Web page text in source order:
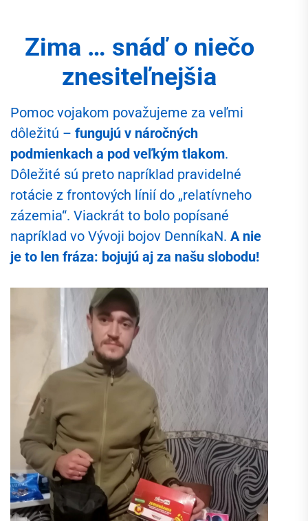
Zima … snáď o niečo
znesiteľnejšia
Pomoc vojakom považujeme za veľmi
dôležitú – fungujú v náročných
podmienkach a pod veľkým tlakom.
Dôležité sú preto napríklad pravidelné
rotácie z frontových línií do „relatívneho
zázemia“. Viackrát to bolo popísané
napríklad vo Vývoji bojov DenníkaN. A nie
je to len fráza: bojujú aj za našu slobodu!